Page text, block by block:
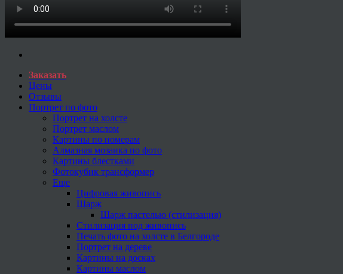
Заказать
Цены
Отзывы
Портрет по фото
Портрет на холсте
Портрет маслом
Картины по номерам
Алмазная мозаика по фото
Картины блестками
Фотокубик трансформер
Еще
Цифровая живопись
Шарж
Шарж пастелью (стилизация)
Стилизация под живопись
Печать фото на холсте в Белгороде
Портрет на дереве
Картины на досках
Картины маслом